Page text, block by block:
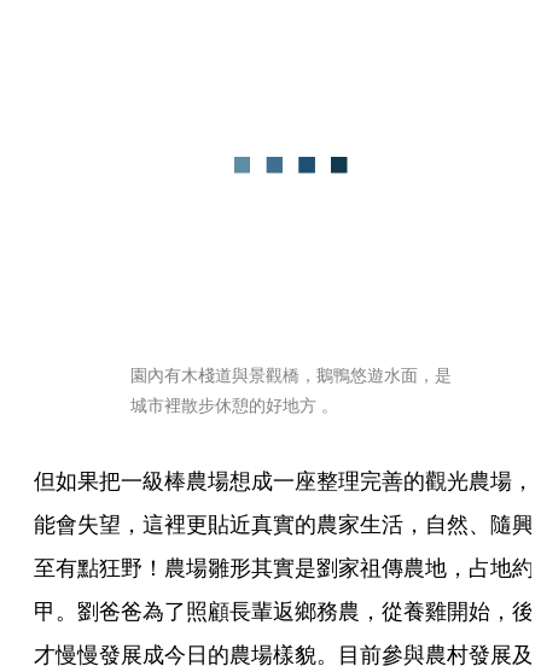
園內有木棧道與景觀橋，鵝鴨悠遊水面，是
城市裡散步休憩的好地方 。
但如果把一級棒農場想成一座整理完善的觀光農場，
能會失望，這裡更貼近真實的農家生活，自然、隨興
至有點狂野！農場雛形其實是劉家祖傳農地，占地約
甲。劉爸爸為了照顧長輩返鄉務農，從養雞開始，後
才慢慢發展成今日的農場樣貌。目前參與農村發展及